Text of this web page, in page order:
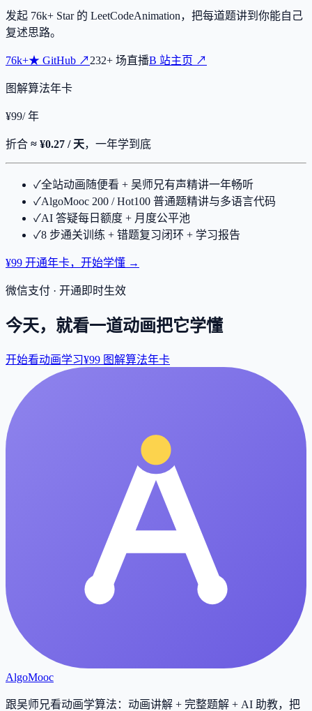
发起 76k+ Star 的 LeetCodeAnimation，把每道题讲到你能自己
复述思路。
76k+★ GitHub ↗232+ 场直播B 站主页 ↗
图解算法年卡
¥99/ 年
折合 ≈ ¥0.27 / 天，一年学到底
✓全站动画随便看 + 吴师兄有声精讲一年畅听
✓AlgoMooc 200 / Hot100 普通题精讲与多语言代码
✓AI 答疑每日额度 + 月度公平池
✓8 步通关训练 + 错题复习闭环 + 学习报告
¥99 开通年卡，开始学懂 →
微信支付 · 开通即时生效
今天，就看一道动画把它学懂
开始看动画学习¥99 图解算法年卡
AlgoMooc
跟吴师兄看动画学算法：动画讲解 + 完整题解 + AI 助教，把